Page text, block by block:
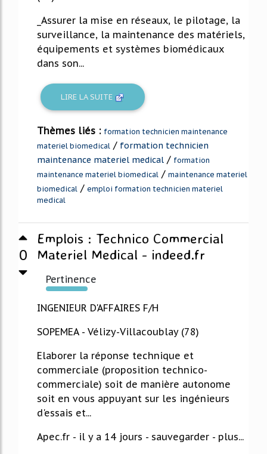
_Assurer la mise en réseaux, le pilotage, la
surveillance, la maintenance des matériels,
équipements et systèmes biomédicaux
dans son...
LIRE LA SUITE
Thèmes liés : formation technicien maintenance
materiel biomedical / formation technicien
maintenance materiel medical / formation
maintenance materiel biomedical / maintenance materiel
biomedical / emploi formation technicien materiel
medical
0
Emplois : Technico Commercial
Materiel Medical - indeed.fr
Pertinence
317%
INGENIEUR D'AFFAIRES F/H
SOPEMEA - Vélizy-Villacoublay (78)
Elaborer la réponse technique et
commerciale (proposition technico-
commerciale) soit de manière autonome
soit en vous appuyant sur les ingénieurs
d'essais et...
Apec.fr - il y a 14 jours - sauvegarder - plus...